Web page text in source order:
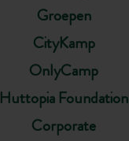
Groepen
CityKamp
OnlyCamp
Huttopia Foundation
Corporate